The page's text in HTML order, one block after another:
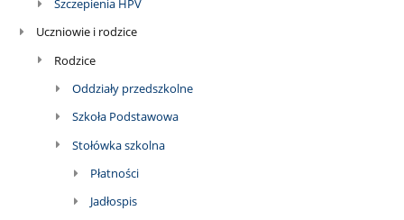
Szczepienia HPV
Uczniowie i rodzice
Rodzice
Oddziały przedszkolne
Szkoła Podstawowa
Stołówka szkolna
Płatności
Jadłospis